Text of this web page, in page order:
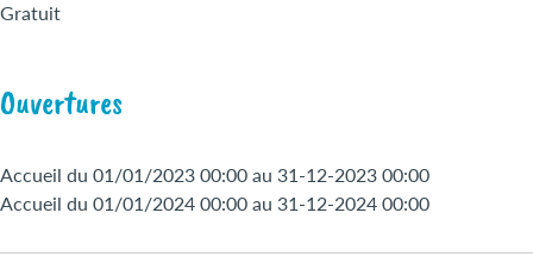
Gratuit
Ouvertures
Accueil du 01/01/2023 00:00 au 31-12-2023 00:00
Accueil du 01/01/2024 00:00 au 31-12-2024 00:00